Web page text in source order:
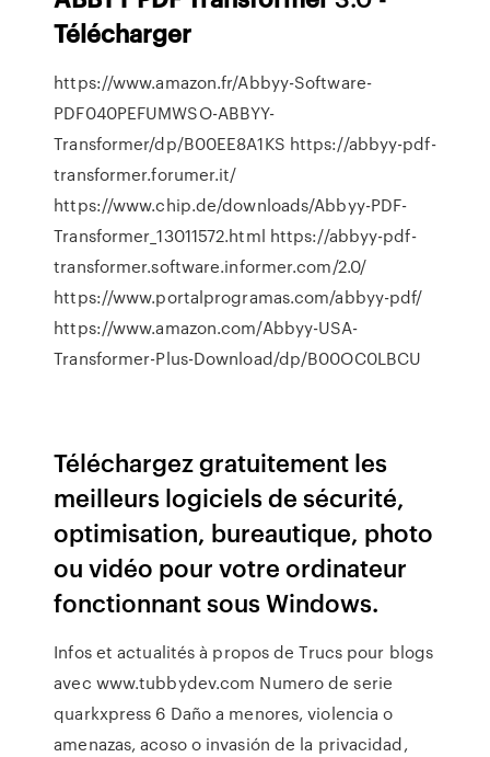
Télécharger
https://www.amazon.fr/Abbyy-Software-
PDF040PEFUMWSO-ABBYY-
Transformer/dp/B00EE8A1KS https://abbyy-pdf-
transformer.forumer.it/
https://www.chip.de/downloads/Abbyy-PDF-
Transformer_13011572.html https://abbyy-pdf-
transformer.software.informer.com/2.0/
https://www.portalprogramas.com/abbyy-pdf/
https://www.amazon.com/Abbyy-USA-
Transformer-Plus-Download/dp/B00OC0LBCU
Téléchargez gratuitement les
meilleurs logiciels de sécurité,
optimisation, bureautique, photo
ou vidéo pour votre ordinateur
fonctionnant sous Windows.
Infos et actualités à propos de Trucs pour blogs
avec www.tubbydev.com Numero de serie
quarkxpress 6 Daño a menores, violencia o
amenazas, acoso o invasión de la privacidad,